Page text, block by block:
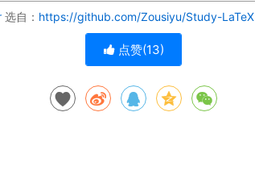
选自： https://github.com/Zousiyu/Study-LaTeX
点赞(13)